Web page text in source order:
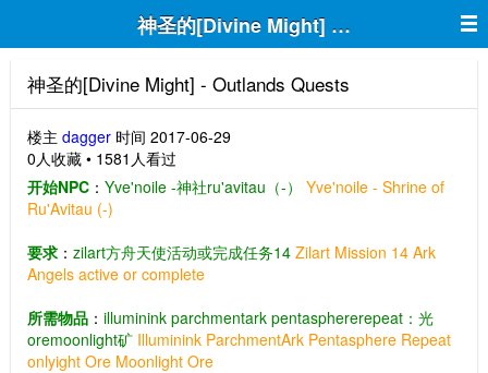
神圣的[Divine Might] - Outlands
神圣的[Divine Might] - Outlands Quests
楼主 dagger 时间 2017-06-29
0人收藏 • 1581人看过
开始NPC ： Yve'noile -神社ru'avitau（-）
Yve'noile - Shrine of
Ru'Avitau (-)
要求 ： zilart方舟天使活动或完成任务14 Zilart Mission 14 Ark
Angels active or complete
所需物品 ： illuminink parchmentark pentasphererepeat：光
oremoonlight矿 Illuminink ParchmentArk Pentasphere Repeat
onlyight Ore Moonlight Ore